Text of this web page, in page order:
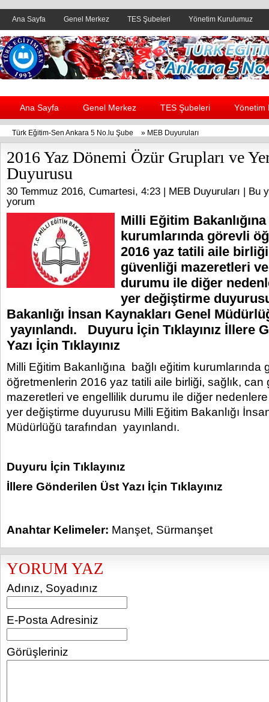
Ana Sayfa Genel Merkez TES Şubeleri Yönetim Kurulumuz
Header yanı reklam alanı
Ana Sayfa Genel Merkez TES Şubeleri Yönetim
Türk Eğitim-Sen Ankara 5 No.lu Şube » MEB Duyuruları
2016 Yaz Dönemi Özür Grupları ve
Duyurusu
30 Temmuz 2016, Cumartesi, 4:23 | MEB Duyuruları | Bu
yorum
Milli Eğitim
kurumlarında görevli
2016 yaz tatili aile
güvenliği mazeretleri
durumu ile diğer
yer değiştirme
Bakanlığı İnsan Kaynakları Genel
yayınlandı. Duyuru İçin Tıklayınız İllere
Yazı İçin Tıklayınız
Milli Eğitim Bakanlığına bağlı eğitim kurumlarında
öğretmenlerin 2016 yaz tatili aile birliği, sağlık, can
mazeretleri ve engellilik durumu ile diğer nedenlere
yer değiştirme duyurusu Milli Eğitim Bakanlığı
Müdürlüğü tarafından yayınlandı.
Duyuru İçin Tıklayınız
İllere Gönderilen Üst Yazı İçin Tıklayınız
Anahtar Kelimeler: Manşet, Sürmanşet
YORUM YAZ
Adınız, Soyadınız
E-Posta Adresiniz
Görüşleriniz